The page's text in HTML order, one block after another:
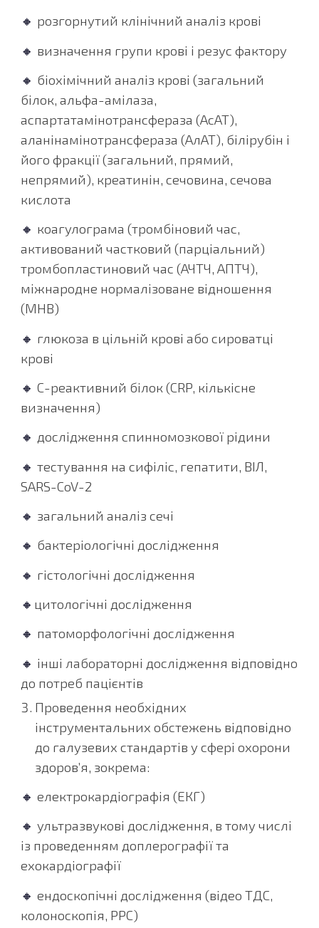
🔸 розгорнутий клінічний аналіз крові
🔸 визначення групи крові і резус фактору
🔸 біохімічний аналіз крові (загальний
білок, альфа-амілаза,
аспартатамінотрансфераза (АсАТ),
аланінамінотрансфераза (АлАТ), білірубін і
його фракції (загальний, прямий,
непрямий), креатинін, сечовина, сечова
кислота
🔸 коагулограма (тромбіновий час,
активований частковий (парціальний)
тромбопластиновий час (АЧТЧ, АПТЧ),
міжнародне нормалізоване відношення
(МНВ)
🔸 глюкоза в цільній крові або сироватці
крові
🔸С-реактивний білок (CRP, кількісне
визначення)
🔸 дослідження спинномозкової рідини
🔸тестування на сифіліс, гепатити, ВІЛ,
SARS-CoV-2
🔸 загальний аналіз сечі
🔸 бактеріологічні дослідження
🔸 гістологічні дослідження
🔸 цитологічні дослідження
🔸 патоморфологічні дослідження
🔸 інші лабораторні дослідження відповідно
до потреб пацієнтів
Проведення необхідних
інструментальних обстежень відповідно
до галузевих стандартів у сфері охорони
здоров’я, зокрема:
🔸електрокардіографія (ЕКГ)
🔸ультразвукові дослідження, в тому числі
із проведенням доплерографії та
ехокардіографії
🔸ендоскопічні дослідження (відео ТДС,
колоноскопія, PPC)